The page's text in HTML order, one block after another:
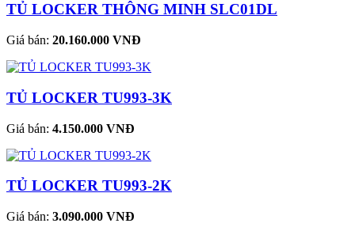
TỦ LOCKER THÔNG MINH SLC01DL
Giá bán: 20.160.000 VNĐ
TỦ LOCKER TU993-3K
Giá bán: 4.150.000 VNĐ
TỦ LOCKER TU993-2K
Giá bán: 3.090.000 VNĐ